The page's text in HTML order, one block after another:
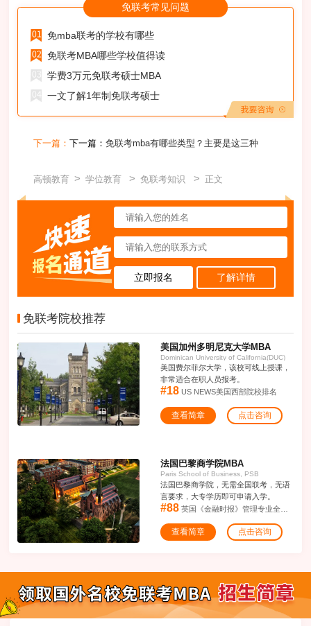
免联考常见问题
免mba联考的学校有哪些
免联考MBA哪些学校值得读
学费3万元免联考硕士MBA
一文了解1年制免联考硕士
下一篇： 下一篇： 免联考mba有哪些类型？主要是这三种
高顿教育 > 学位教育 > 免联考知识 > 正文
立即报名 了解详情
免联考院校推荐
美国加州多明尼克大学MBA
美国费尔菲尔大学，该校可线上授课，
非常适合在职人员报考。
#18 US NEWS美国西部院校排名
查看简章 点击咨询
法国巴黎商学院MBA
法国巴黎商学院，无需全国联考，无语
言要求，大专学历即可申请入学。
#88 英国《金融时报》管理专业全球TOP88
查看简章 点击咨询